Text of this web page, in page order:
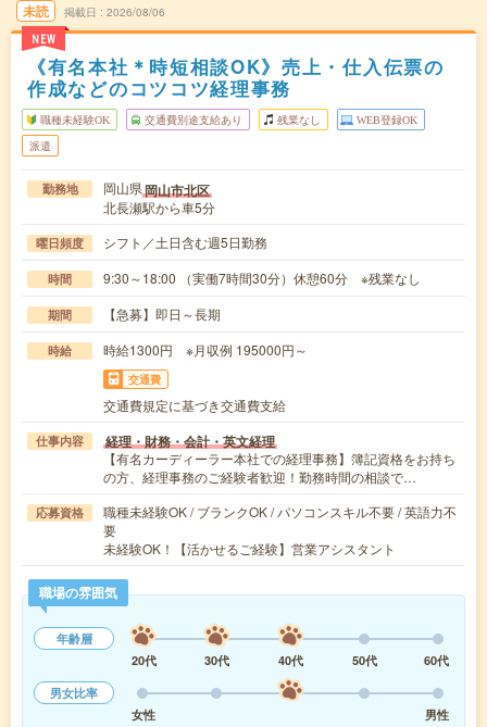
未読
NEW
掲載日 2026/08/06
《有名本社＊時短相談OK》売上・仕入伝票の
作成などのコツコツ経理事務
職種未経験OK 交通費別途支給あり 残業なし WEB登録OK
派遣
勤務地 岡山県岡山市北区
北長瀬駅から車5分
曜日頻度 シフト／土日含む週5日勤務
時間 9:30～18:00 （実働7時間30分）休憩60分 ※残業なし
期間 【急募】即日～長期
時給 時給1300円 ※月収例 195000円～
交通費
交通費規定に基づき交通費支給
仕事内容 経理・財務・会計・英文経理
【有名カーディーラー本社での経理事務】簿記資格をお持ち
の方、経理事務のご経験者歓迎！勤務時間の相談で…
応募資格
職種未経験OK / ブランクOK / パソコンスキル不要 / 英語力不
要
未経験OK！【活かせるご経験】営業アシスタント
職場の雰囲気
年齢層
20代
30代 40代 50代
60代
男女比率
女性
男性